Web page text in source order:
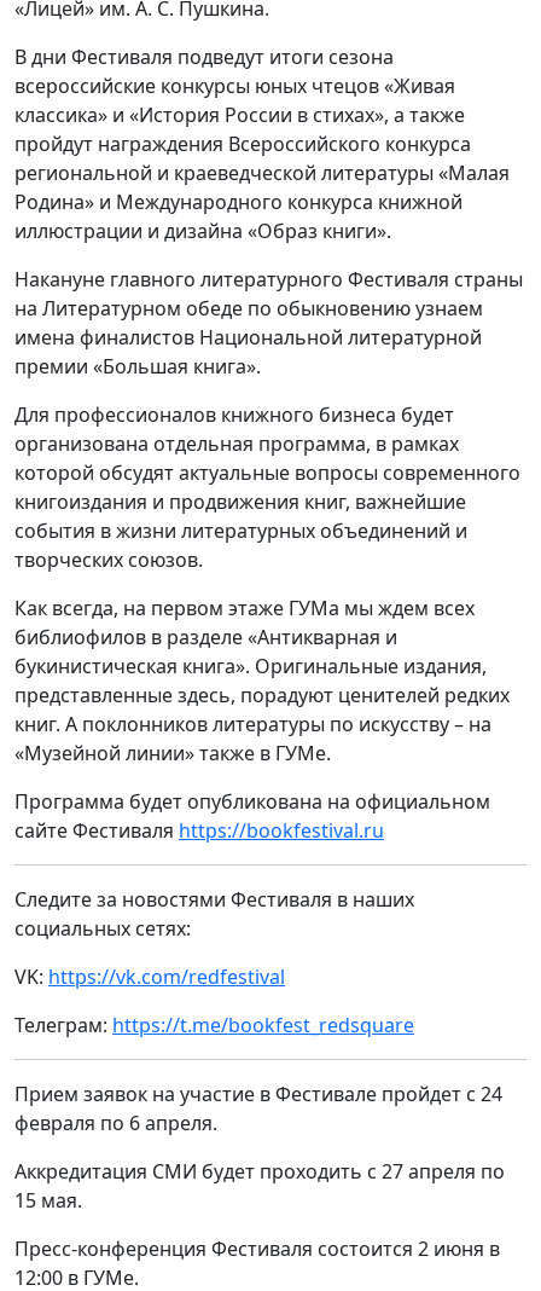
«Лицей» им. А. С. Пушкина.
В дни Фестиваля подведут итоги сезона
всероссийские конкурсы юных чтецов «Живая
классика» и «История России в стихах», а также
пройдут награждения Всероссийского конкурса
региональной и краеведческой литературы «Малая
Родина» и Международного конкурса книжной
иллюстрации и дизайна «Образ книги».
Накануне главного литературного Фестиваля страны
на Литературном обеде по обыкновению узнаем
имена финалистов Национальной литературной
премии «Большая книга».
Для профессионалов книжного бизнеса будет
организована отдельная программа, в рамках
которой обсудят актуальные вопросы современного
книгоиздания и продвижения книг, важнейшие
события в жизни литературных объединений и
творческих союзов.
Как всегда, на первом этаже ГУМа мы ждем всех
библиофилов в разделе «Антикварная и
букинистическая книга». Оригинальные издания,
представленные здесь, порадуют ценителей редких
книг. А поклонников литературы по искусству – на
«Музейной линии» также в ГУМе.
Программа будет опубликована на официальном
сайте Фестиваля https://bookfestival.ru
Следите за новостями Фестиваля в наших
социальных сетях:
VK: https://vk.com/redfestival
Телеграм: https://t.me/bookfest_redsquare
Прием заявок на участие в Фестивале пройдет с 24
февраля по 6 апреля.
Аккредитация СМИ будет проходить с 27 апреля по
15 мая.
Пресс-конференция Фестиваля состоится 2 июня в
12:00 в ГУМе.